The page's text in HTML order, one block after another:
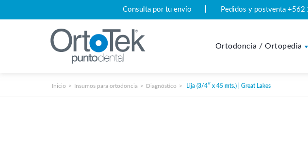
Consulta por tu envío Pedidos y postventa
Ortodoncia / Ortopedia
Inicio Insumos para ortodoncia Diagnóstico Lija (3/4″ x 45 mts.) | Great Lakes